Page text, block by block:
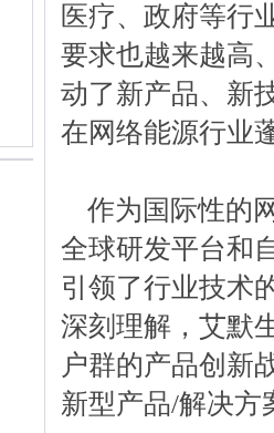
医疗、政府等行
要求也越来越高
动了新产品、新
在网络能源行业
作为国际性的
全球研发平台和
引领了行业技术
深刻理解，艾默
户群的产品创新
新型产品/解决方